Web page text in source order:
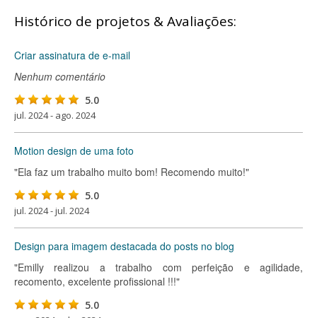
Histórico de projetos & Avaliações:
Criar assinatura de e-mail
Nenhum comentário
5.0
jul. 2024 - ago. 2024
Motion design de uma foto
"Ela faz um trabalho muito bom! Recomendo muito!"
5.0
jul. 2024 - jul. 2024
Design para imagem destacada do posts no blog
"Emilly realizou a trabalho com perfeição e agilidade,
recomento, excelente profissional !!!"
5.0